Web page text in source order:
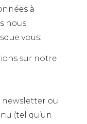
à
nous
vous:
sur notre
newsletter ou
(tel qu’un